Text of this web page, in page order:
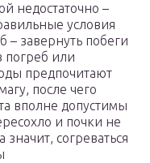
недостаточно –
условия
– завернуть побеги
погреб или
предпочитают
после чего
вполне допустимы
и почки не
согреваться